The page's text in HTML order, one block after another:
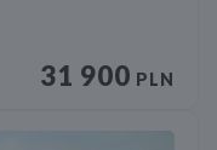
31 900 PLN